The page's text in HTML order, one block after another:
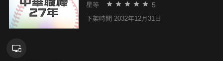
星等 5
下架時間 2032年12月31日